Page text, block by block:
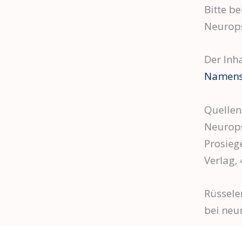
Bitte
Der
Verlag,
bei